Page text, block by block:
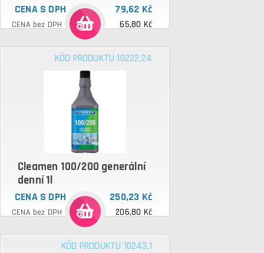
CENA S DPH 79,62 Kč
CENA bez DPH 65,80 Kč
KÓD PRODUKTU 10222,24
Cleamen 100/200 generální
denní 1l
CENA S DPH 250,23 Kč
CENA bez DPH 206,80 Kč
KÓD PRODUKTU 10243,1